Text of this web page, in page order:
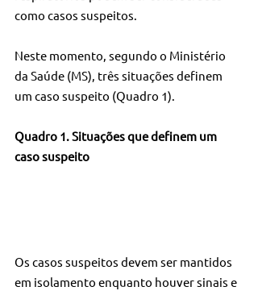
como casos suspeitos.
Neste momento, segundo o Ministério
da Saúde (MS), três situações definem
um caso suspeito (Quadro 1).
Quadro 1. Situações que definem um
caso suspeito
Os casos suspeitos devem ser mantidos
em isolamento enquanto houver sinais e